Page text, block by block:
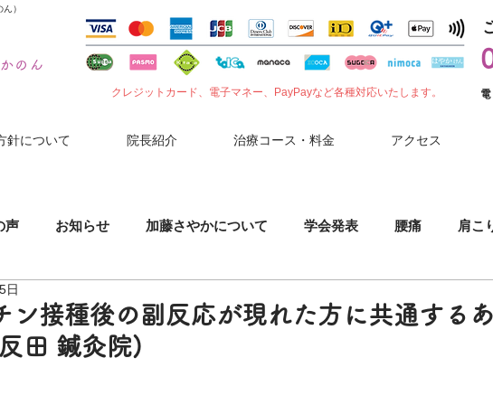
ん）
かのん
クレジットカード、電子マネー、PayPayなど各種対応いたします。
針について 院長紹介 治療コース・料金 アクセス
声 お知らせ 加藤さやかについて 学会発表 腰痛 肩こ
ン接種後の副反応が現れた方に共通する
田 鍼灸院)
日